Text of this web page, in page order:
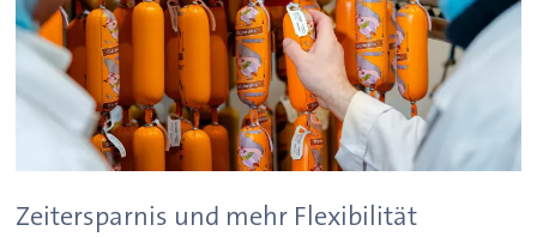
Zeitersparnis und mehr Flexibilität